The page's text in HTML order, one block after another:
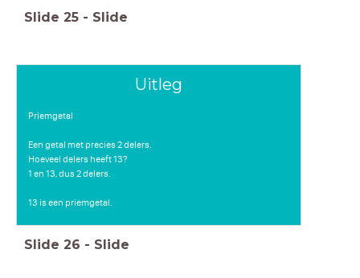
Slide 25 - Slide
Uitleg
Priemgetal
Een getal met precies 2 delers.
Hoeveel delers heeft 13?
1 en 13, dus 2 delers.
13 is een priemgetal.
Slide 26 - Slide